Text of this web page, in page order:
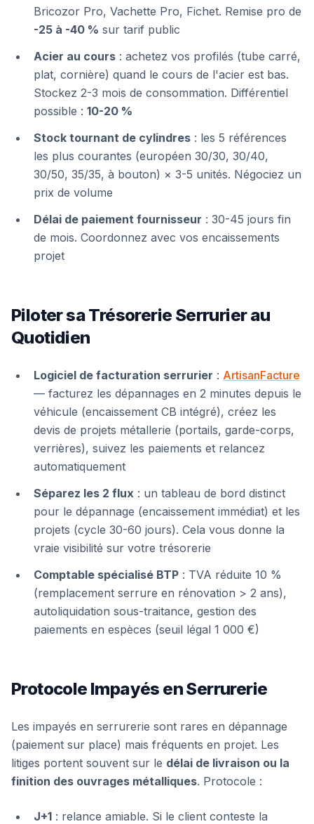
Bricozor Pro, Vachette Pro, Fichet. Remise pro de
-25 à -40 % sur tarif public
Acier au cours : achetez vos profilés (tube carré,
plat, cornière) quand le cours de l'acier est bas.
Stockez 2-3 mois de consommation. Différentiel
possible : 10-20 %
Stock tournant de cylindres : les 5 références
les plus courantes (européen 30/30, 30/40,
30/50, 35/35, à bouton) × 3-5 unités. Négociez un
prix de volume
Délai de paiement fournisseur : 30-45 jours fin
de mois. Coordonnez avec vos encaissements
projet
Piloter sa Trésorerie Serrurier au
Quotidien
Logiciel de facturation serrurier : ArtisanFacture
— facturez les dépannages en 2 minutes depuis le
véhicule (encaissement CB intégré), créez les
devis de projets métallerie (portails, garde-corps,
verrières), suivez les paiements et relancez
automatiquement
Séparez les 2 flux : un tableau de bord distinct
pour le dépannage (encaissement immédiat) et les
projets (cycle 30-60 jours). Cela vous donne la
vraie visibilité sur votre trésorerie
Comptable spécialisé BTP : TVA réduite 10 %
(remplacement serrure en rénovation > 2 ans),
autoliquidation sous-traitance, gestion des
paiements en espèces (seuil légal 1 000 €)
Protocole Impayés en Serrurerie
Les impayés en serrurerie sont rares en dépannage
(paiement sur place) mais fréquents en projet. Les
litiges portent souvent sur le délai de livraison ou la
finition des ouvrages métalliques. Protocole :
J+1 : relance amiable. Si le client conteste la